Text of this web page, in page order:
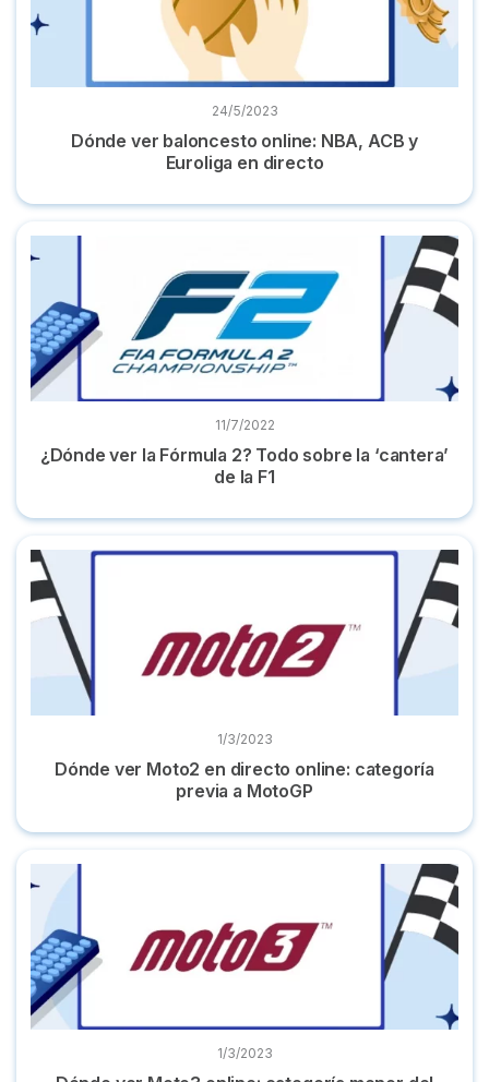
24/5/2023
Dónde ver baloncesto online: NBA, ACB y
Euroliga en directo
¿Dónde ver la Fórmula 2? Todo sobre la ‘cantera’ de la F1
11/7/2022
¿Dónde ver la Fórmula 2? Todo sobre la ‘cantera’
de la F1
Dónde ver Moto2 en directo online: categoría previa a
1/3/2023
Dónde ver Moto2 en directo online: categoría
previa a MotoGP
Dónde ver Moto3 online: categoría menor del Mundial de
1/3/2023